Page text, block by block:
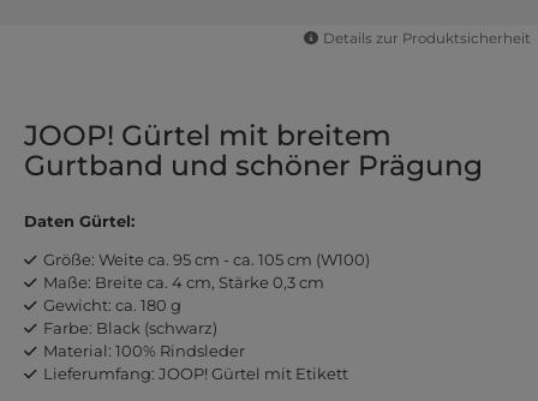
Details zur Produktsicherheit
JOOP! Gürtel mit breitem
Gurtband und schöner Prägung
Daten Gürtel:
Größe: Weite ca. 95 cm - ca. 105 cm (W100)
Maße: Breite ca. 4 cm, Stärke 0,3 cm
Gewicht: ca. 180 g
Farbe: Black (schwarz)
Material: 100% Rindsleder
Lieferumfang: JOOP! Gürtel mit Etikett